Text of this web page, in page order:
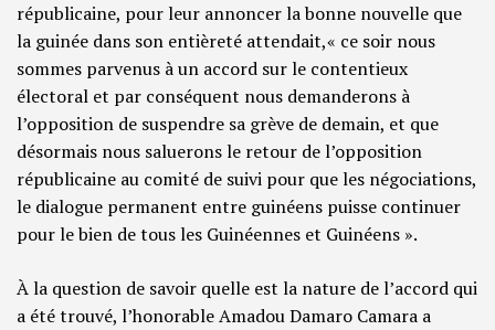
républicaine, pour leur annoncer la bonne nouvelle que
la guinée dans son entièreté attendait,« ce soir nous
sommes parvenus à un accord sur le contentieux
électoral et par conséquent nous demanderons à
l’opposition de suspendre sa grève de demain, et que
désormais nous saluerons le retour de l’opposition
républicaine au comité de suivi pour que les négociations,
le dialogue permanent entre guinéens puisse continuer
pour le bien de tous les Guinéennes et Guinéens ».
À la question de savoir quelle est la nature de l’accord qui
a été trouvé, l’honorable Amadou Damaro Camara a